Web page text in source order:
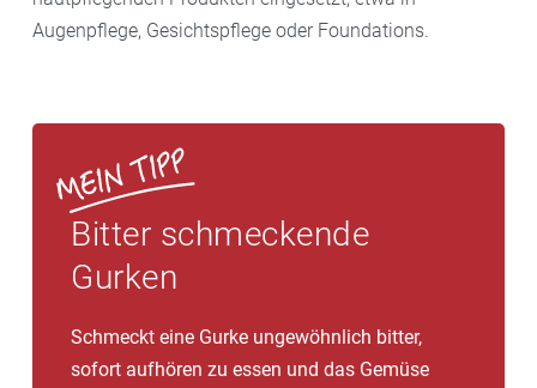
Augenpflege, Gesichtspflege oder Foundations.
Bitter schmeckende
Gurken
Schmeckt eine Gurke ungewöhnlich bitter,
sofort aufhören zu essen und das Gemüse